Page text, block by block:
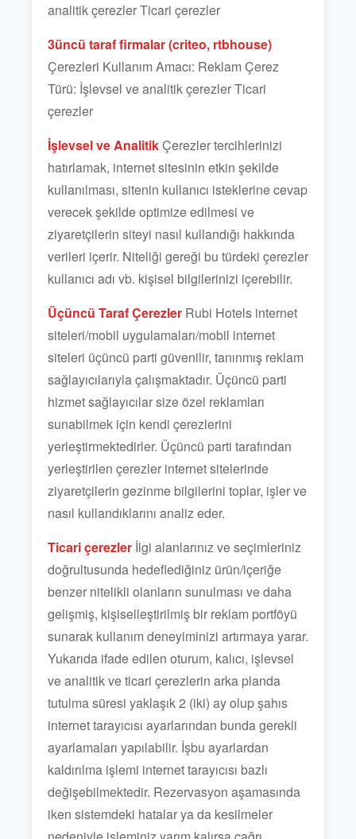
analitik çerezler Ticari çerezler
3üncü taraf firmalar (criteo, rtbhouse)
Çerezleri Kullanım Amacı: Reklam Çerez
Türü: İşlevsel ve analitik çerezler Ticari
çerezler
İşlevsel ve AnalitikÇerezler tercihlerinizi
hatırlamak, internet sitesinin etkin şekilde
kullanılması, sitenin kullanıcı isteklerine cevap
verecek şekilde optimize edilmesi ve
ziyaretçilerin siteyi nasıl kullandığı hakkında
verileri içerir. Niteliği gereği bu türdeki çerezler
kullanıcı adı vb. kişisel bilgilerinizi içerebilir.
Üçüncü Taraf Çerezler Rubi Hotels internet
siteleri/mobil uygulamaları/mobil internet
siteleri üçüncü parti güvenilir, tanınmış reklam
sağlayıcılarıyla çalışmaktadır. Üçüncü parti
hizmet sağlayıcılar size özel reklamları
sunabilmek için kendi çerezlerini
yerleştirmektedirler. Üçüncü parti tarafından
yerleştirilen çerezler internet sitelerinde
ziyaretçilerin gezinme bilgilerini toplar, işler ve
nasıl kullandıklarını analiz eder.
Ticari çerezler İlgi alanlarınız ve seçimleriniz
doğrultusunda hedeflediğiniz ürün/içeriğe
benzer nitelikli olanların sunulması ve daha
gelişmiş, kişiselleştirilmiş bir reklam portföyü
sunarak kullanım deneyiminizi artırmaya yarar.
Yukarıda ifade edilen oturum, kalıcı, işlevsel
ve analitik ve ticari çerezlerin arka planda
tutulma süresi yaklaşık 2 (iki) ay olup şahıs
internet tarayıcısı ayarlarından bunda gerekli
ayarlamaları yapılabilir. İşbu ayarlardan
kaldırılma işlemi internet tarayıcısı bazlı
değişebilmektedir. Rezervasyon aşamasında
iken sistemdeki hatalar ya da kesilmeler